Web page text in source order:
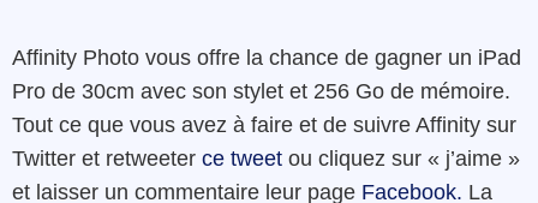
Affinity Photo vous offre la chance de gagner un iPad
Pro de 30cm avec son stylet et 256 Go de mémoire.
Tout ce que vous avez à faire et de suivre Affinity sur
Twitter et retweeter ce tweet ou cliquez sur « j’aime »
et laisser un commentaire leur page Facebook. La